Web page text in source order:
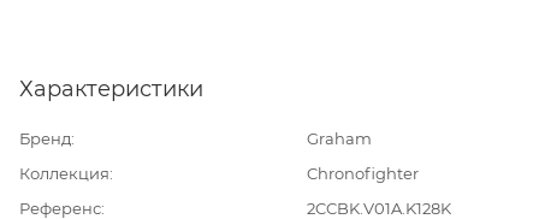
Характеристики
Бренд
Graham
Коллекция
Chronofighter
Референс
2CCBK.V01A.K128K